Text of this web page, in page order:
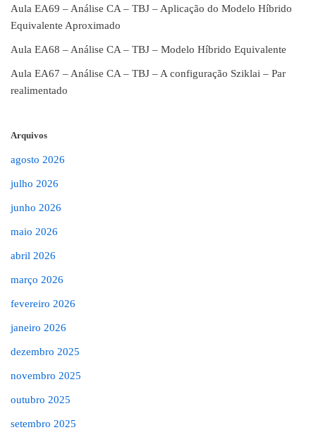
Aula EA69 – Análise CA – TBJ – Aplicação do Modelo Híbrido
Equivalente Aproximado
Aula EA68 – Análise CA – TBJ – Modelo Híbrido Equivalente
Aula EA67 – Análise CA – TBJ – A configuração Sziklai – Par
realimentado
Arquivos
agosto 2026
julho 2026
junho 2026
maio 2026
abril 2026
março 2026
fevereiro 2026
janeiro 2026
dezembro 2025
novembro 2025
outubro 2025
setembro 2025